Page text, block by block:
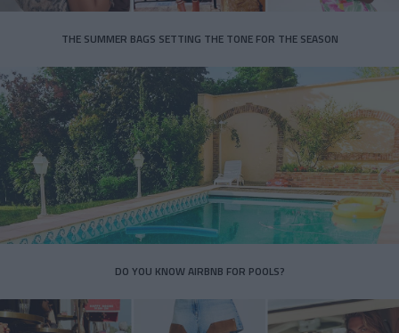
THE SUMMER BAGS SETTING THE TONE FOR THE SEASON
DO YOU KNOW AIRBNB FOR POOLS?